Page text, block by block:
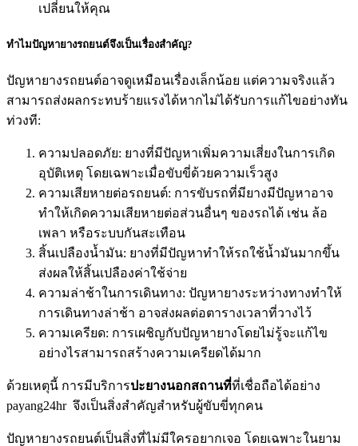
เปลี่ยนให้คุณ
ทำไมปัญหายางรถยนต์จึงเป็นเรื่องสำคัญ?
ปัญหายางรถยนต์อาจดูเหมือนเรื่องเล็กน้อย แต่ความจริงแล้ว
สามารถส่งผลกระทบร้ายแรงได้หากไม่ได้รับการแก้ไขอย่างทัน
ท่วงที:
ความปลอดภัย: ยางที่มีปัญหาเพิ่มความเสี่ยงในการเกิด
อุบัติเหตุ โดยเฉพาะเมื่อขับขี่ด้วยความเร็วสูง
ความเสียหายต่อรถยนต์: การขับรถที่มียางมีปัญหาอาจ
ทำให้เกิดความเสียหายต่อส่วนอื่นๆ ของรถได้ เช่น ล้อ
เพลา หรือระบบกันสะเทือน
สิ้นเปลืองน้ำมัน: ยางที่มีปัญหาทำให้รถใช้น้ำมันมากขึ้น
ส่งผลให้สิ้นเปลืองค่าใช้จ่าย
ความล่าช้าในการเดินทาง: ปัญหายางระหว่างทางทำให้
การเดินทางล่าช้า อาจส่งผลต่อตารางเวลาที่วางไว้
ความเครียด: การเผชิญกับปัญหายางโดยไม่รู้จะแก้ไข
อย่างไรสามารถสร้างความเครียดได้มาก
ด้วยเหตุนี้ การมีบริการปะยางนอกสถานที่ที่เชื่อถือได้อย่าง
payang24hr จึงเป็นสิ่งสำคัญสำหรับผู้ขับขี่ทุกคน
ปัญหายางรถยนต์เป็นสิ่งที่ไม่มีใครอยากเจอ โดยเฉพาะในยาม